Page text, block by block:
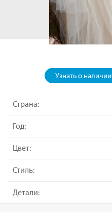
Узнать о наличии
Страна:
Год:
Цвет:
Стиль:
Детали: